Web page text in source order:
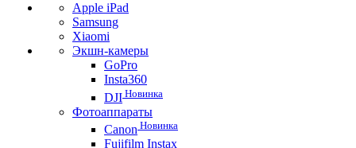
Apple iPad
Samsung
Xiaomi
Экшн-камеры
GoPro
Insta360
DJI Новинка
Фотоаппараты
Canon Новинка
Fujifilm Instax